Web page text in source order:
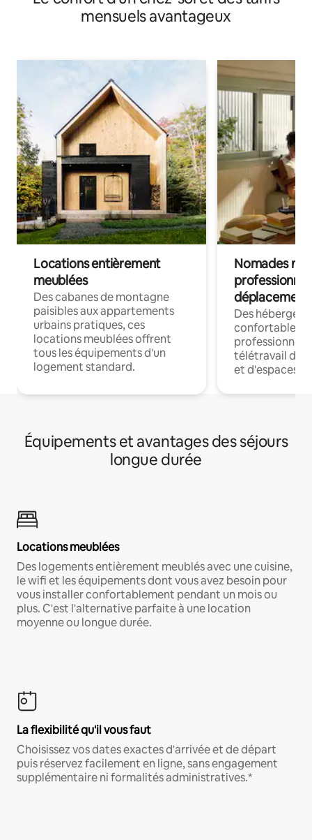
mensuels avantageux
Locations entièrement
meublées
Des cabanes de montagne
paisibles aux appartements
urbains pratiques, ces
locations meublées offrent
tous les équipements d'un
logement standard.
Nomades
déplacement
Des
confortables
professionnels
télétravail
et d'espaces
Équipements et avantages des séjours
longue durée
Locations meublées
Des logements entièrement meublés avec une cuisine,
le wifi et les équipements dont vous avez besoin pour
vous installer confortablement pendant un mois ou
plus. C'est l'alternative parfaite à une location
moyenne ou longue durée.
La flexibilité qu'il vous faut
Choisissez vos dates exactes d'arrivée et de départ
puis réservez facilement en ligne, sans engagement
supplémentaire ni formalités administratives.*